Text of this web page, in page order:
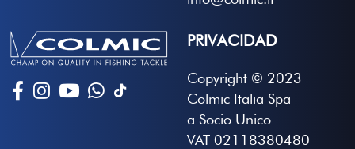
PRIVACIDAD
Copyright © 2023
Colmic Italia Spa
a Socio Unico
VAT 02118380480